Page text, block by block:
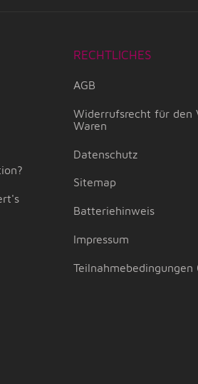
RECHTLICHES
AGB
Widerrufsrecht für den
Waren
Datenschutz
Sitemap
Batteriehinweis
Impressum
Teilnahmebedingungen